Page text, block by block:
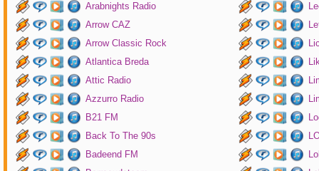
Arabnights Radio
Arrow CAZ
Arrow Classic Rock
Atlantica Breda
Attic Radio
Azzurro Radio
B21 FM
Back To The 90s
Badeend FM